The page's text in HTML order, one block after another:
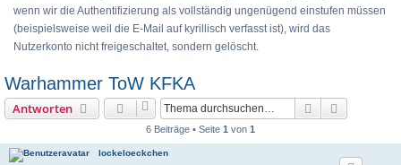
wenn wir die Authentifizierung als vollständig ungenügend einstufen müssen
(beispielsweise weil die E-Mail auf kyrillisch verfasst ist), wird das
Nutzerkonto nicht freigeschaltet, sondern gelöscht.
Warhammer ToW KFKA
Antworten Suche
6 Beiträge • Seite 1 von 1
lockeloeckchen